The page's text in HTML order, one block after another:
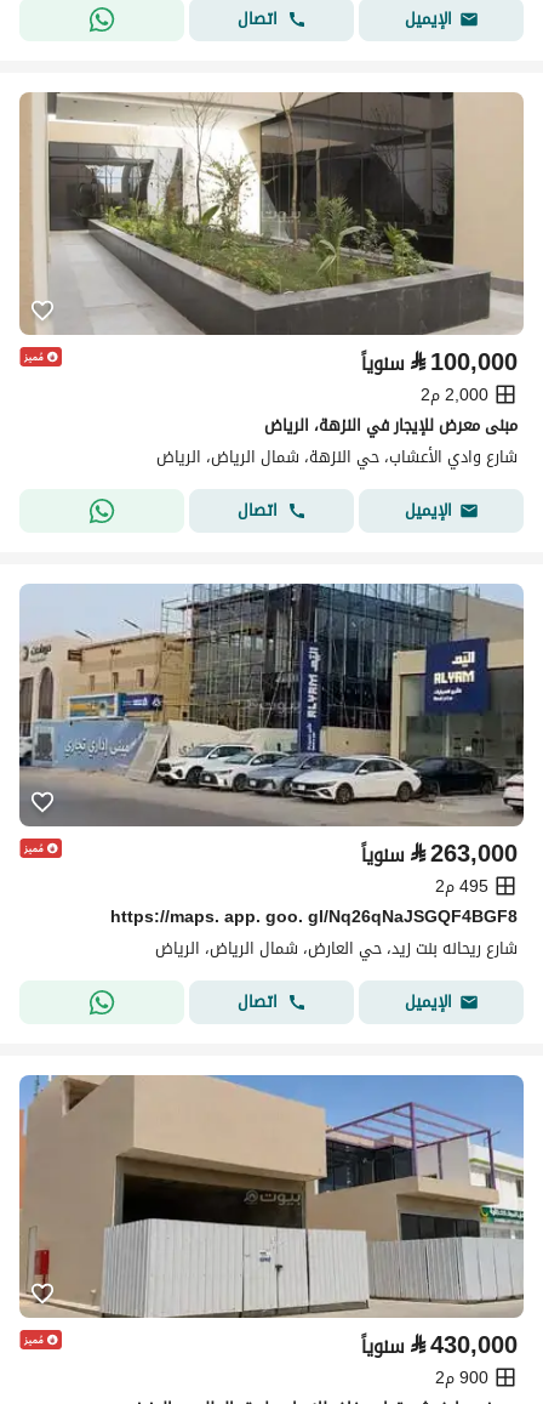
الإيميل
اتصال
⃁100,000 سنوياً
2,000 م2
مبنى معرض للإيجار في النزهة، الرياض
شارع وادي الأعشاب، حي النزهة، شمال الرياض، الرياض
الإيميل
اتصال
⃁263,000 سنوياً
495 م2
https://maps. app. goo. gl/Nq26qNaJSGQF4BGF8
شارع ريحانه بنت زيد، حي العارض، شمال الرياض، الرياض
الإيميل
اتصال
⃁430,000 سنوياً
900 م2